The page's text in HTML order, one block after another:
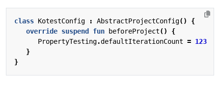
class KotestConfig : AbstractProjectConfig()
{
override suspend fun beforeProject()
{
PropertyTesting.defaultIterationCount = 123
}
}